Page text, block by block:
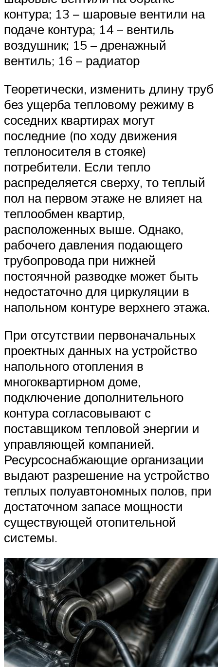
контура; 13 – шаровые вентили на
подаче контура; 14 – вентиль
воздушник; 15 – дренажный
вентиль; 16 – радиатор
Теоретически, изменить длину труб
без ущерба тепловому режиму в
соседних квартирах могут
последние (по ходу движения
теплоносителя в стояке)
потребители. Если тепло
распределяется сверху, то теплый
пол на первом этаже не влияет на
теплообмен квартир,
расположенных выше. Однако,
рабочего давления подающего
трубопровода при нижней
постоячной разводке может быть
недостаточно для циркуляции в
напольном контуре верхнего этажа.
При отсутствии первоначальных
проектных данных на устройство
напольного отопления в
многоквартирном доме,
подключение дополнительного
контура согласовывают с
поставщиком тепловой энергии и
управляющей компанией.
Ресурсоснабжающие организации
выдают разрешение на устройство
теплых полуавтономных полов, при
достаточном запасе мощности
существующей отопительной
системы.